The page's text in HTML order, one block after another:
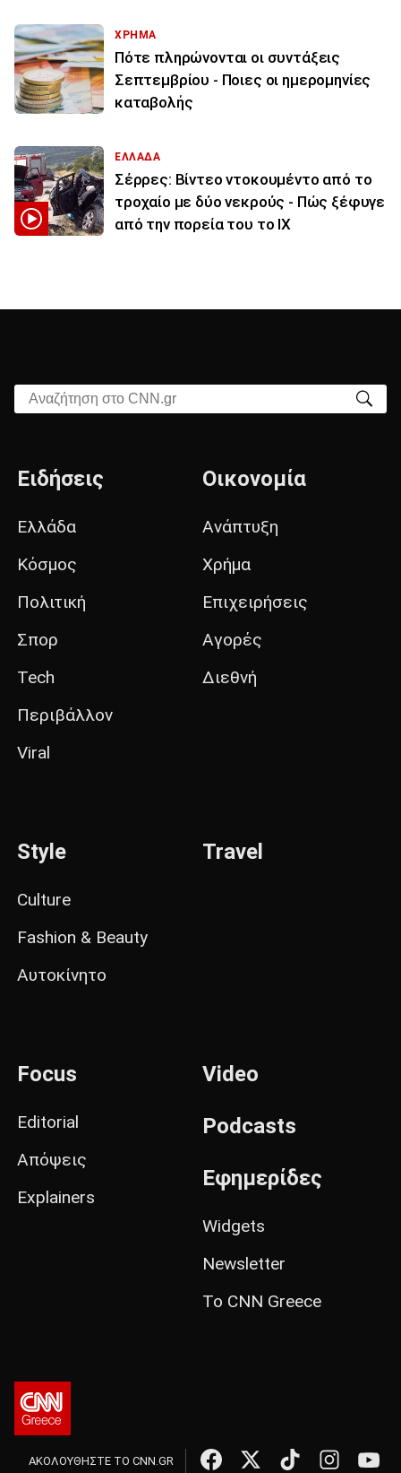
ΧΡΗΜΑ
Πότε πληρώνονται οι συντάξεις
Σεπτεμβρίου - Ποιες οι ημερομηνίες
καταβολής
ΕΛΛΑΔΑ
Σέρρες: Βίντεο ντοκουμέντο από το
τροχαίο με δύο νεκρούς - Πώς ξέφυγε
από την πορεία του το ΙΧ
Αναζήτηση στο CNN.gr
Ειδήσεις
Ελλάδα
Κόσμος
Πολιτική
Σπορ
Tech
Περιβάλλον
Viral
Οικονομία
Ανάπτυξη
Χρήμα
Επιχειρήσεις
Αγορές
Διεθνή
Style
Culture
Fashion & Beauty
Αυτοκίνητο
Travel
Focus
Editorial
Απόψεις
Explainers
Video
Podcasts
Εφημερίδες
Widgets
Newsletter
Το CNN Greece
ΑΚΟΛΟΥΘΗΣΤΕ ΤΟ CNN.GR